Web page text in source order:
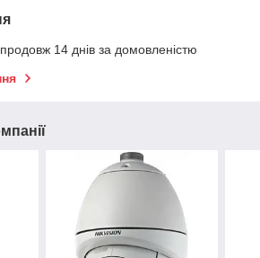
14 днів за домовленістю